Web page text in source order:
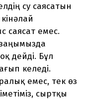
су саясатын
саясат емес.
заңымызда
дейді. Бұл
келеді.
емес, тек өз
сыртқы